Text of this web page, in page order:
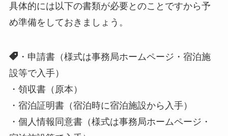
具体的には以下の書類が必要とのことですから予
め準備をしておきましょう。
・申請書（様式は事務局ホームページ・宿泊施
設等で入手）
・領収書（原本）
・宿泊証明書（宿泊時に宿泊施設から入手）
・個人情報同意書（様式は事務局ホームページ・